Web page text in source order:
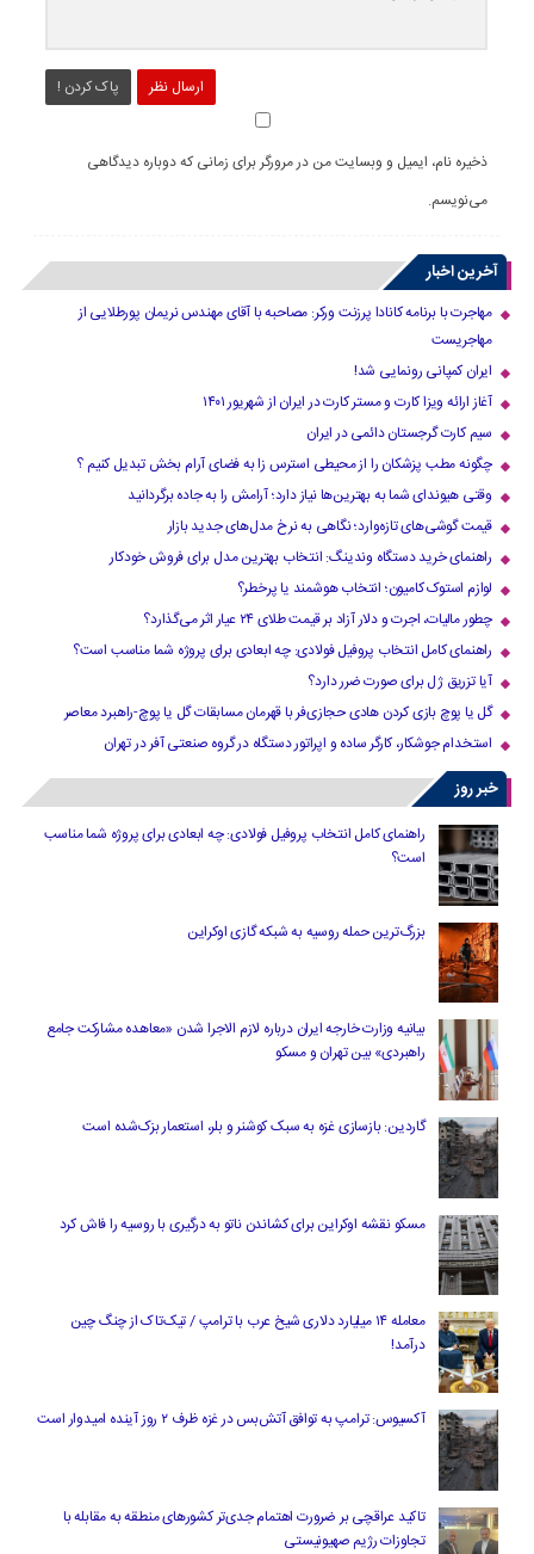
ارسال نظر پاک کردن !
ذخیره نام، ایمیل و وبسایت من در مرورگر برای زمانی که دوباره دیدگاهی
می‌نویسم.
آخرین اخبار
مهاجرت با برنامه کانادا پرزنت ورکر: مصاحبه با آقای مهندس نریمان پورطلایی از
مهاجریست
ایران کمپانی رونمایی شد!
آغاز ارائه ویزا کارت و مستر کارت در ایران از شهریور ۱۴۰۱
سیم کارت گرجستان دائمی در ایران
چگونه مطب پزشکان را از محیطی استرس زا به فضای آرام بخش تبدیل کنیم ؟
وقتی هیوندای شما به بهترین‌ها نیاز دارد؛ آرامش را به جاده برگردانید
قیمت گوشی‌های تازه‌وارد؛ نگاهی به نرخ مدل‌های جدید بازار
راهنمای خرید دستگاه وندینگ: انتخاب بهترین مدل برای فروش خودکار
لوازم استوک کامیون؛ انتخاب هوشمند یا پرخطر؟
چطور مالیات، اجرت و دلار آزاد بر قیمت طلای ۲۴ عیار اثر می‌گذارد؟
راهنمای کامل انتخاب پروفیل فولادی: چه ابعادی برای پروژه شما مناسب است؟
آیا تزریق ژل برای صورت ضرر دارد​؟
گل یا پوچ بازی کردن هادی حجازی‌فر با قهرمان مسابقات گل یا پوچ-راهبرد معاصر
استخدام جوشکار، کارگر ساده و اپراتور دستگاه در گروه صنعتی آفر در تهران
خبر روز
راهنمای کامل انتخاب پروفیل فولادی: چه ابعادی برای پروژه شما مناسب
است؟
بزرگ‌ترین حمله روسیه به شبکه گازی اوکراین
بیانیه وزارت خارجه ایران درباره لازم‌ الاجرا شدن «معاهده مشارکت جامع
راهبردی» بین تهران و مسکو
گاردین: بازسازی غزه به سبک کوشنر و بلر، استعمار بزک‌شده است
مسکو نقشه اوکراین برای کشاندن ناتو به درگیری با روسیه را فاش کرد
معامله ۱۴ میلیارد دلاری شیخ عرب با ترامپ / تیک‌تاک از چنگ چین
درآمد!
آکسیوس: ترامپ به توافق آتش‌بس در غزه ظرف ۲ روز آینده امیدوار است
تاکید عراقچی بر ضرورت اهتمام جدی‌تر کشورهای منطقه به مقابله با
تجاوزات رژیم صهیونیستی